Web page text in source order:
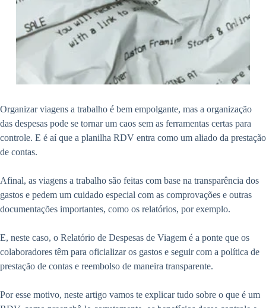
Organizar viagens a trabalho é bem empolgante, mas a organização
das despesas pode se tornar um caos sem as ferramentas certas para
controle. E é aí que a planilha RDV entra como um aliado da prestação
de contas.
Afinal, as viagens a trabalho são feitas com base na transparência dos
gastos e pedem um cuidado especial com as comprovações e outras
documentações importantes, como os relatórios, por exemplo.
E, neste caso, o Relatório de Despesas de Viagem é a ponte que os
colaboradores têm para oficializar os gastos e seguir com a política de
prestação de contas e reembolso de maneira transparente.
Por esse motivo, neste artigo vamos te explicar tudo sobre o que é um